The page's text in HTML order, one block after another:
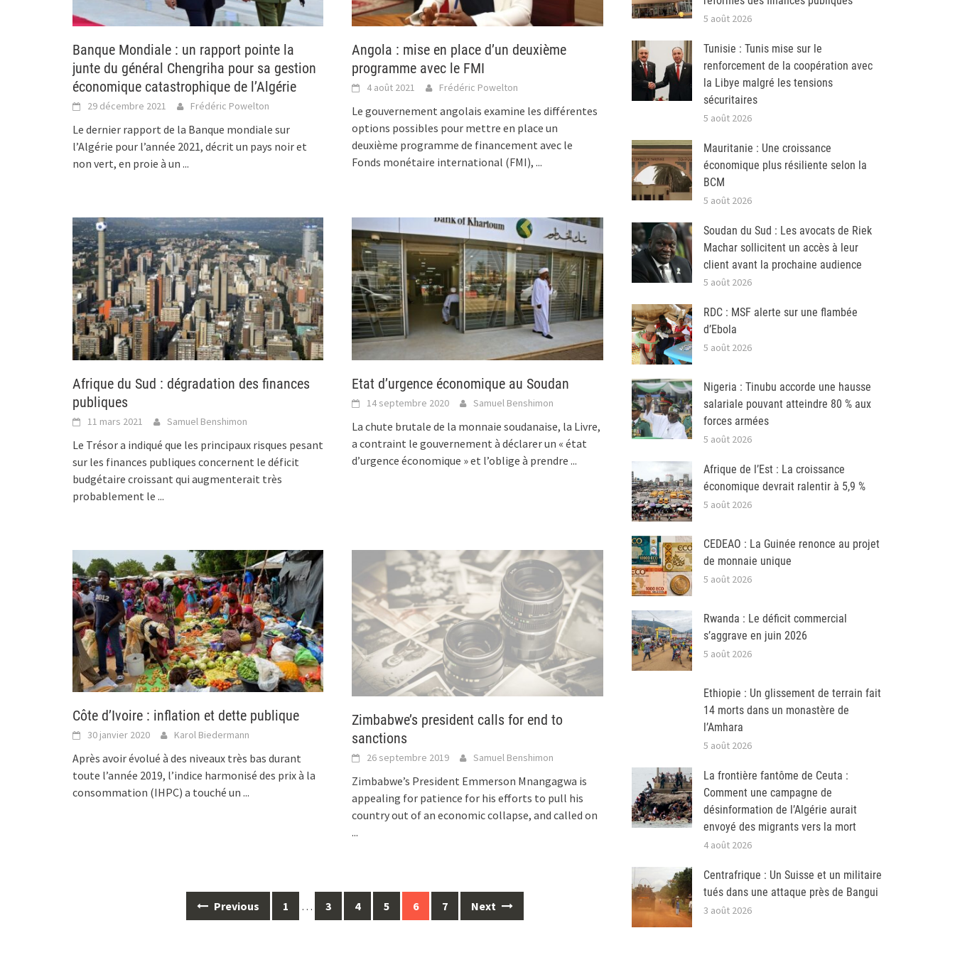
Banque Mondiale : un rapport pointe la
junte du général Chengriha pour sa gestion
économique catastrophique de l’Algérie
29 décembre 2021 Frédéric Powelton
Le dernier rapport de la Banque mondiale sur
l’Algérie pour l’année 2021, décrit un pays noir et
non vert, en proie à un ...
Angola : mise en place d’un deuxième
programme avec le FMI
4 août 2021 Frédéric Powelton
Le gouvernement angolais examine les différentes
options possibles pour mettre en place un
deuxième programme de financement avec le
Fonds monétaire international (FMI),...
Afrique du Sud : dégradation des finances
publiques
11 mars 2021 Samuel Benshimon
Le Trésor a indiqué que les principaux risques pesant
sur les finances publiques concernent le déficit
budgétaire croissant qui augmenterait très
probablement le ...
Etat d’urgence économique au Soudan
14 septembre 2020 Samuel Benshimon
La chute brutale de la monnaie soudanaise, la Livre,
a contraint le gouvernement à déclarer un « état
d’urgence économique » et l’oblige à prendre...
Côte d’Ivoire : inflation et dette publique
30 janvier 2020 Karol Biedermann
Après avoir évolué à des niveaux très bas durant
toute l’année 2019, l’indice harmonisé des prix à la
consommation (IHPC) a touché un ...
Zimbabwe’s president calls for end to
sanctions
26 septembre 2019 Samuel Benshimon
Zimbabwe’s President Emmerson Mnangagwa is
appealing for patience for his efforts to pull his
country out of an economic collapse, and called on
...
Previous 1 … 3 4 5 6 7 Next
5 août 2026
Tunisie : Tunis mise sur le
renforcement de la coopération avec
la Libye malgré les tensions
sécuritaires
5 août 2026
Mauritanie : Une croissance
économique plus résiliente selon la
BCM
5 août 2026
Soudan du Sud : Les avocats de Riek
Machar sollicitent un accès à leur
client avant la prochaine audience
5 août 2026
RDC : MSF alerte sur une flambée
d’Ebola
5 août 2026
Nigeria : Tinubu accorde une hausse
salariale pouvant atteindre 80 % aux
forces armées
5 août 2026
Afrique de l’Est : La croissance
économique devrait ralentir à 5,9 %
5 août 2026
CEDEAO : La Guinée renonce au projet
de monnaie unique
5 août 2026
Rwanda : Le déficit commercial
s’aggrave en juin 2026
5 août 2026
Ethiopie : Un glissement de terrain fait
14 morts dans un monastère de
l’Amhara
5 août 2026
La frontière fantôme de Ceuta :
Comment une campagne de
désinformation de l’Algérie aurait
envoyé des migrants vers la mort
4 août 2026
Centrafrique : Un Suisse et un militaire
tués dans une attaque près de Bangui
3 août 2026